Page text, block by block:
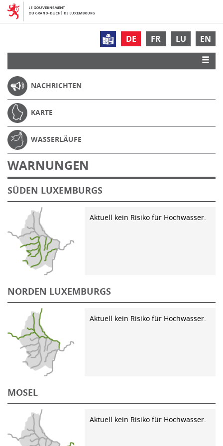
DE FR LU EN
NACHRICHTEN
KARTE
WASSERLÄUFE
WARNUNGEN
SÜDEN LUXEMBURGS
Aktuell kein Risiko für Hochwasser.
NORDEN LUXEMBURGS
Aktuell kein Risiko für Hochwasser.
MOSEL
Aktuell kein Risiko für Hochwasser.